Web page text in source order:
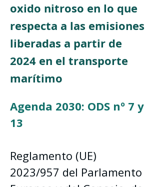
oxido nitroso en lo que
respecta a las emisiones
liberadas a partir de
2024 en el transporte
marítimo
Agenda 2030: ODS nº 7 y
13
Reglamento (UE)
2023/957 del Parlamento